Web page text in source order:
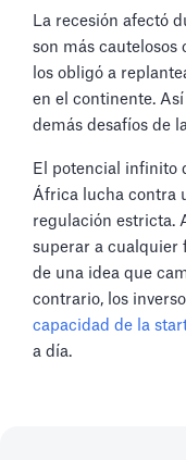
La recesión afectó
son más cautelosos
los obligó a
en el continente.
demás desafíos de
El potencial infinito
África lucha contra
regulación estricta.
superar a cualquier
de una idea que
contrario, los
capacidad de la
a día.